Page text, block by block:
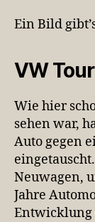
Ein Bild
VW
Wie hier
sehen war,
Auto gegen
Neuwagen,
Jahre
Entwicklung